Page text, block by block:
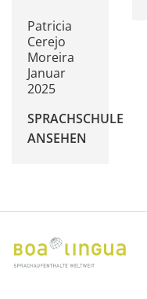
Patricia
Cerejo
Moreira
Januar
2025
SPRACHSCHULE
ANSEHEN